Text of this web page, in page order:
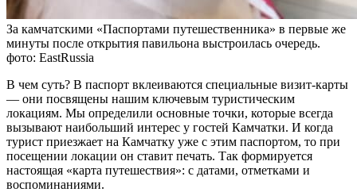
За камчатскими «Паспортами путешественника» в первые же
минуты после открытия павильона выстроилась очередь.
фото: EastRussia
В чем суть? В паспорт вклеиваются специальные визит-карты
— они посвящены нашим ключевым туристическим
локациям. Мы определили основные точки, которые всегда
вызывают наибольший интерес у гостей Камчатки. И когда
турист приезжает на Камчатку уже с этим паспортом, то при
посещении локации он ставит печать. Так формируется
настоящая «карта путешествия»: с датами, отметками и
воспоминаниями.